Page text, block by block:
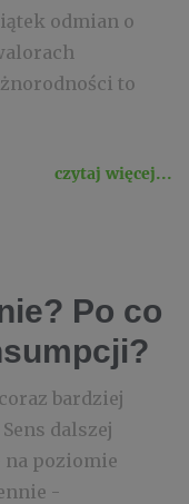
odmian o
to
czytaj więcej...
Po co
bardziej
dalszej
poziomie
-